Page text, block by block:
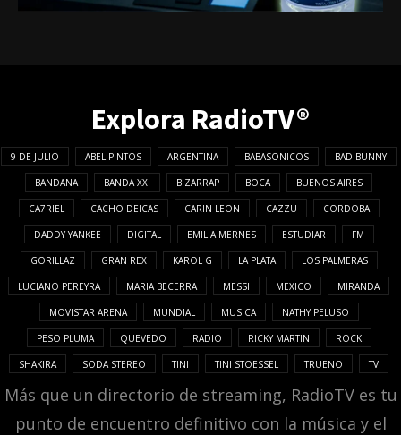
Explora RadioTV®
9 DE JULIO ABEL PINTOS ARGENTINA BABASONICOS BAD BUNNY
BANDANA BANDA XXI BIZARRAP BOCA BUENOS AIRES
CA7RIEL CACHO DEICAS CARIN LEON CAZZU CORDOBA
DADDY YANKEE DIGITAL EMILIA MERNES ESTUDIAR FM
GORILLAZ GRAN REX KAROL G LA PLATA LOS PALMERAS
LUCIANO PEREYRA MARIA BECERRA MESSI MEXICO MIRANDA
MOVISTAR ARENA MUNDIAL MUSICA NATHY PELUSO
PESO PLUMA QUEVEDO RADIO RICKY MARTIN ROCK
SHAKIRA SODA STEREO TINI TINI STOESSEL TRUENO TV
Más que un directorio de streaming, RadioTV es tu
punto de encuentro definitivo con la música y el